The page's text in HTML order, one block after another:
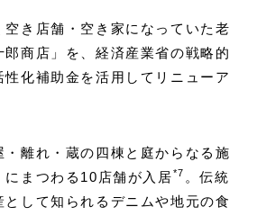
き店舗・空き家になっていた老
商店」を、経済産業省の戦略的
化補助金を活用してリニューア
離れ・蔵の四棟と庭からなる施
まつわる10店舗が入居*7 。伝統
して知られるデニムや地元の食